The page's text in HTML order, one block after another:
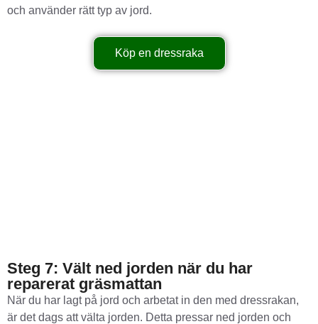
och använder rätt typ av jord.
Köp en dressraka
Steg 7: Vält ned jorden när du har
reparerat gräsmattan
När du har lagt på jord och arbetat in den med dressrakan,
är det dags att välta jorden. Detta pressar ned jorden och